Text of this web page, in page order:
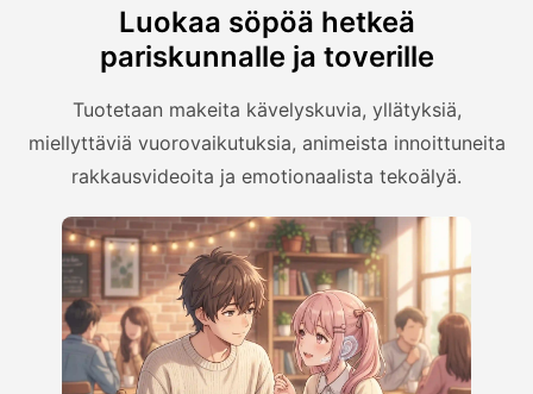
Luokaa söpöä hetkeä
pariskunnalle ja toverille
Tuotetaan makeita kävelyskuvia, yllätyksiä,
miellyttäviä vuorovaikutuksia, animeista innoittuneita
rakkausvideoita ja emotionaalista tekoälyä.